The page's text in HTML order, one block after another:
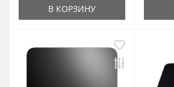
В КОРЗИНУ